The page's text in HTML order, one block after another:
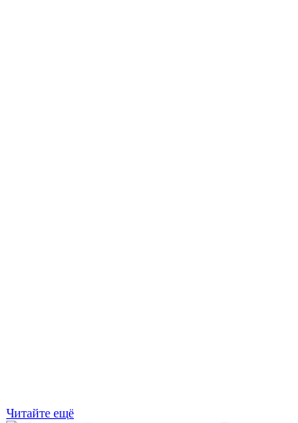
Читайте ещё